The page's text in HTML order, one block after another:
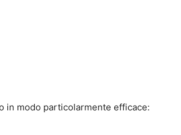
in modo particolarmente efficace: